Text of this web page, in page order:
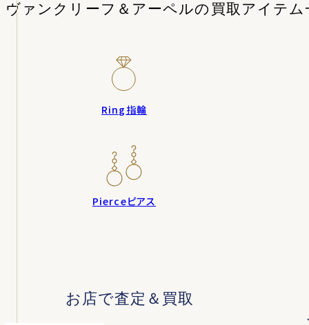
ヴァンクリーフ＆アーペルの 買取アイテム
Ring 指輪
Pierceピアス
お店で査定＆買取